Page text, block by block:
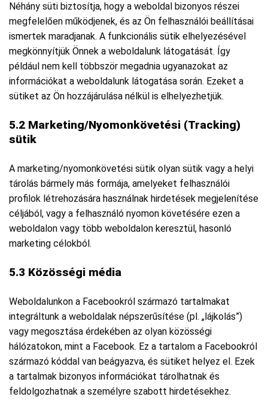
Néhány süti biztosítja, hogy a weboldal bizonyos részei
megfelelően működjenek, és az Ön felhasználói beállításai
ismertek maradjanak. A funkcionális sütik elhelyezésével
megkönnyítjük Önnek a weboldalunk látogatását. Így
például nem kell többször megadnia ugyanazokat az
információkat a weboldalunk látogatása során. Ezeket a
sütiket az Ön hozzájárulása nélkül is elhelyezhetjük.
5.2 Marketing/Nyomonkövetési (Tracking)
sütik
A marketing/nyomonkövetési sütik olyan sütik vagy a helyi
tárolás bármely más formája, amelyeket felhasználói
profilok létrehozására használnak hirdetések megjelenítése
céljából, vagy a felhasználó nyomon követésére ezen a
weboldalon vagy több weboldalon keresztül, hasonló
marketing célokból.
5.3 Közösségi média
Weboldalunkon a Facebookról származó tartalmakat
integráltunk a weboldalak népszerűsítése (pl. „lájkolás”)
vagy megosztása érdekében az olyan közösségi
hálózatokon, mint a Facebook. Ez a tartalom a Facebookról
származó kóddal van beágyazva, és sütiket helyez el. Ezek
a tartalmak bizonyos információkat tárolhatnak és
feldolgozhatnak a személyre szabott hirdetésekhez.